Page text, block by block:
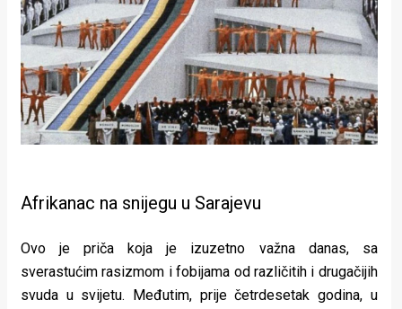
Afrikanac na snijegu u Sarajevu
Ovo je priča koja je izuzetno važna danas, sa
sverastućim rasizmom i fobijama od različitih i drugačijih
svuda u svijetu. Međutim, prije četrdesetak godina, u